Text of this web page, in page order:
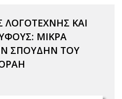
ΚΑΙ
ΜΙΚΡΑ
ΣΠΟΥΔΗΝ ΤΟΥ